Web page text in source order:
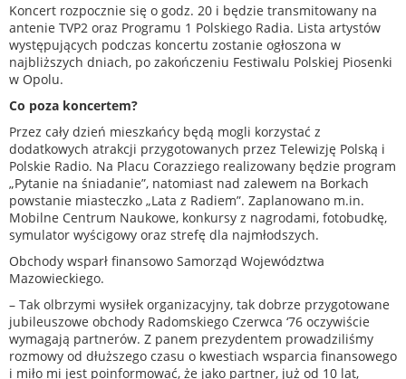
Koncert rozpocznie się o godz. 20 i będzie transmitowany na
antenie TVP2 oraz Programu 1 Polskiego Radia. Lista artystów
występujących podczas koncertu zostanie ogłoszona w
najbliższych dniach, po zakończeniu Festiwalu Polskiej Piosenki
w Opolu.
Co poza koncertem?
Przez cały dzień mieszkańcy będą mogli korzystać z
dodatkowych atrakcji przygotowanych przez Telewizję Polską i
Polskie Radio. Na Placu Corazziego realizowany będzie program
„Pytanie na śniadanie”, natomiast nad zalewem na Borkach
powstanie miasteczko „Lata z Radiem”. Zaplanowano m.in.
Mobilne Centrum Naukowe, konkursy z nagrodami, fotobudkę,
symulator wyścigowy oraz strefę dla najmłodszych.
Obchody wsparł finansowo Samorząd Województwa
Mazowieckiego.
– Tak olbrzymi wysiłek organizacyjny, tak dobrze przygotowane
jubileuszowe obchody Radomskiego Czerwca ‘76 oczywiście
wymagają partnerów. Z panem prezydentem prowadziliśmy
rozmowy od dłuższego czasu o kwestiach wsparcia finansowego
i miło mi jest poinformować, że jako partner, już od 10 lat,